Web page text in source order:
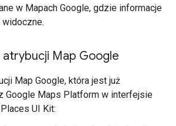
w Mapach Google, gdzie informacje
atrybucji Map Google
Map Google, która jest już
Google Maps Platform w interfejsie
UI Kit: